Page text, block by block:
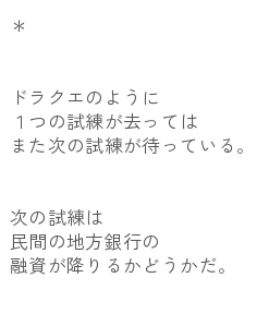
＊
ドラクエのように
１つの試練が去っては
また次の試練が待っている。
次の試練は
民間の地方銀行の
融資が降りるかどうかだ。